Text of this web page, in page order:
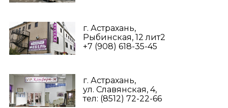
г. Астрахань,
Рыбинская, 12 лит2
+7 (908) 618-35-45‬
г. Астрахань,
ул. Славянская, 4,
тел: (8512) 72-22-66